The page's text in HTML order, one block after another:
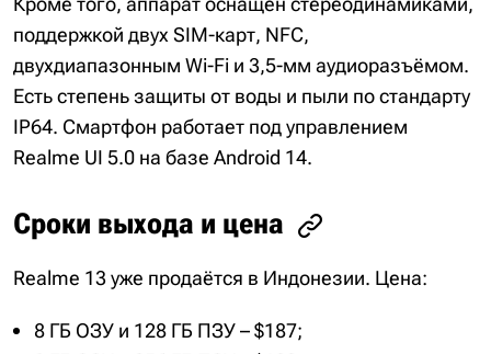
поддержкой двух SIM-карт, NFC,
двухдиапазонным Wi-Fi и 3,5-мм аудиоразъёмом.
Есть степень защиты от воды и пыли по стандарту
IP64. Смартфон работает под управлением
Realme UI 5.0 на базе Android 14.
Сроки выхода и цена
Realme 13 уже продаётся в Индонезии. Цена:
8 ГБ ОЗУ и 128 ГБ ПЗУ – $187;